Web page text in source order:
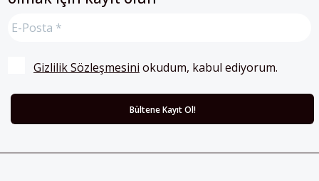
Gizlilik Sözleşmesini okudum, kabul ediyorum.